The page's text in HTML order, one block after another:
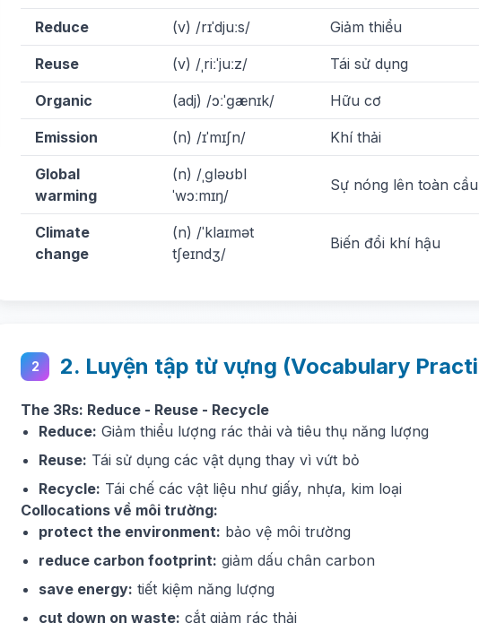
Reduce (v) /rɪˈdjuːs/ Giảm thiểu
Reuse (v) /ˌriːˈjuːz/ Tái sử dụng
Organic (adj) /ɔːˈɡænɪk/ Hữu cơ
Emission (n) /ɪˈmɪʃn/ Khí thải
Global
warming
(n) /ˌɡləʊbl
ˈwɔːmɪŋ/
Sự nóng lên toàn cầu
Climate
change
(n) /ˈklaɪmət
tʃeɪndʒ/
Biến đổi khí hậu
2 2. Luyện tập từ vựng (Vocabulary
The 3Rs: Reduce - Reuse - Recycle
Reduce: Giảm thiểu lượng rác thải và tiêu thụ năng lượng
Reuse: Tái sử dụng các vật dụng thay vì vứt bỏ
Recycle: Tái chế các vật liệu như giấy, nhựa, kim loại
Collocations về môi trường:
protect the environment: bảo vệ môi trường
reduce carbon footprint: giảm dấu chân carbon
save energy: tiết kiệm năng lượng
cut down on waste: cắt giảm rác thải